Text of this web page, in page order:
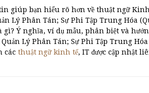
giúp bạn hiểu rõ hơn về thuật ngữ
Lý Phân Tán; Sự Phi Tập Trung Hóa
gì? Ý nghĩa, ví dụ mẫu, phân biệt và
Quản Lý Phân Tán; Sự Phi Tập Trung
các thuật ngữ kinh tế, IT được cập nhật